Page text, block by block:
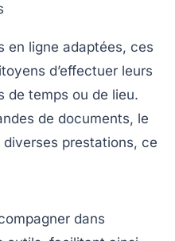
en ligne adaptées, ces
d’effectuer leurs
de temps ou de lieu.
de documents, le
diverses prestations, ce
dans